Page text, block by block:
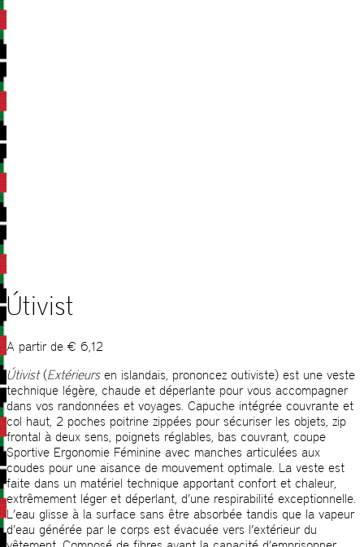
Útivist
A partir de € 6,12
Útivist(Extérieursen islandais, prononcez outiviste) est une veste
technique légère, chaude et déperlante pour vous accompagner
dans vos randonnées et voyages. Capuche intégrée couvrante et
col haut, 2 poches poitrine zippées pour sécuriser les objets, zip
frontal à deux sens, poignets réglables, bas couvrant, coupe
Sportive Ergonomie Féminine avec manches articulées aux
coudes pour une aisance de mouvement optimale. La veste est
faite dans un matériel technique apportant confort et chaleur,
extrêmement léger et déperlant, d’une respirabilité exceptionnelle.
L’eau glisse à la surface sans être absorbée tandis que la vapeur
d’eau générée par le corps est évacuée vers l’extérieur du